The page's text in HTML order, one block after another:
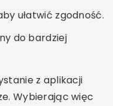
ułatwić zgodność.
do bardziej
z aplikacji
Wybierając więc